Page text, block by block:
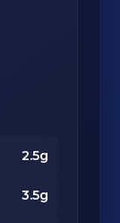
2.5g
3.5g